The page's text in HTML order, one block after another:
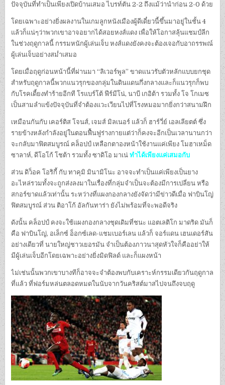
ปัจจุบันที่ทำเป็นเพียงเปิดบ้านเสมอ ไบรท์ตัน 2-2 ถึงแม้ว่านำก่อน 2-0 ด้วย
โดยเฉพาะอย่างยิ่งผลงานในเกมลูกหนังเมืองผู้ดีเดี๋ยวนี้ขึ้นมาอยู่ในชั้น 4
แล้วก็แน่ๆว่าพวกเขาอาจอยากได้สอยหงส์แดง เพื่อให้โอกาสลุ้นแชมป์ลีก
ในช่วงฤดูกาลนี้ กรรมหนักผู้เล่นเจ็บ หงส์แดงยังคงจะต้องเจอกับอาถรรพณ์
ผู้เล่นเจ็บอย่างสม่ำเสมอ
โดยเมื่อฤดูก่อนหน้านี้ที่ผ่านมา “ลิเวอร์พูล” ขาดแนวรับตัวหลักแบบยกชุด
สำหรับฤดูกาลนี้พวกแนวรุกของกลุ่มในดินแดนกึ่งกลางและก็แนวรุกก็พบ
กับโรคเดี้ยงทำร้ายอีกที โรแบร์โต้ ฟีร์มีโน่, นาบี เกอิต้า รวมทั้ง โจ โกเมซ
เป็นสามลำแข้งปัจจุบันที่จำต้องแวะเวียนไปที่โรงหมอมากยิ่งกว่าสนามฝึก
เหมือนกันกับ เคอร์ติส โจนส์, เจมส์ มิลเนอร์ แล้วก็ ฮาร์วี่ย์ เอลเลียตต์ ซึ่ง
รายข้างหลังกำลังอยู่ในตอนฟื้นฟูร่างกายแต่ว่าก็คงจะอีกเป็นเวลานานกว่า
จะกลับมาฟิตสมบูรณ์ คล็อปป์ เหลือกตาองหน้าใช้งานแค่เพียง โมฮาเหม็ด
ซาลาห์, ดีโอโก้ โชต้า รวมทั้ง ซาดิโอ มาเน่ทำได้เพียงแค่เสมอกับ
ส่วน ดิว็อค โอริกี้ กับ ทาคุมิ มินามิโนะ อาจจะทำเป็นแค่เพียงเป็นยาง
อะไหล่รวมทั้งจะถูกส่งลงมาในเรื่องที่กลุ่มจำเป็นจะต้องมีการเปลี่ยน หรือ
สกอร์ขาดแล้วเท่านั้น ระหว่างที่แผงกองกลางยังจัดว่ามีข่าวดีเมื่อ ฟาบินโญ่
ฟิตสมบูรณ์ ส่วน ติอาโก้ อัลกันทาร่า ยังไม่พร้อมที่จะพอดีจริง
ดังนั้น คล็อปป์ คงจะใช้แผงกองกลางชุดเดิมที่ชนะ แอตเลติโก มาดริด มันก็
คือ ฟาบินโญ่, อเล็กซ์ อ็อกซ์เลด-แชมเบอร์เลน แล้วก็ จอร์แดน เฮนเดอร์สัน
อย่างเดียวที่ นายใหญ่ชาวเยอรมัน จำเป็นต้องภาวนาสุดหัวใจก็คืออย่าให้
มีผู้เล่นเจ็บอีกโดยเฉพาะอย่างยิ่งมิดฟิลด์ และก็แผงหน้า
ไม่เช่นนั้นพวกเขาบางทีก็อาจจะจำต้องพบกับเคราะห์กรรมเดียวกันฤดูกาล
ที่แล้ว ที่ฟอร์มหล่นตลอดหมดในนับจากวันคริสต์มาสไปจนถึงจบฤดู